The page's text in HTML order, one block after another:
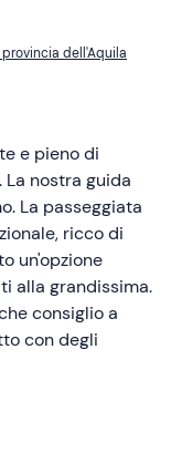
dell'Aquila
e pieno di
nostra guida
La passeggiata
ricco di
un'opzione
alla grandissima.
consiglio a
con degli